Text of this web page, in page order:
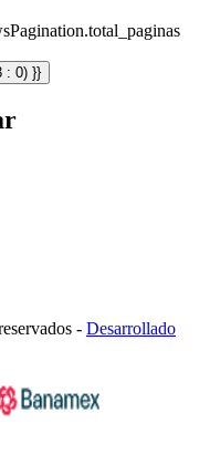
: 0) }}
- Desarrollado